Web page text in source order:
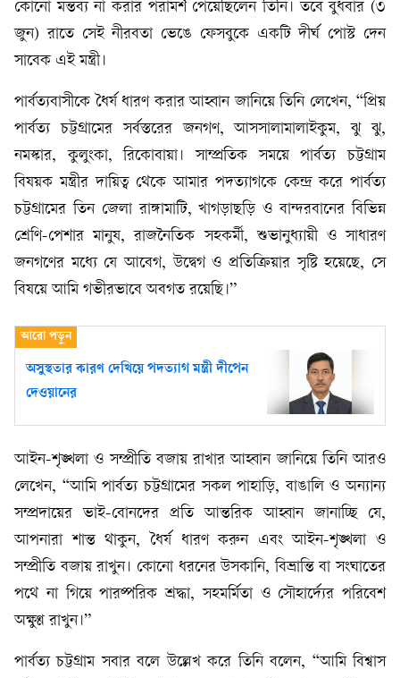
কোনো মন্তব্য না করার পরামর্শ পেয়েছিলেন তিনি। তবে বুধবার (৩
জুন) রাতে সেই নীরবতা ভেঙে ফেসবুকে একটি দীর্ঘ পোস্ট দেন
সাবেক এই মন্ত্রী।
পার্বত্যবাসীকে ধৈর্য ধারণ করার আহ্বান জানিয়ে তিনি লেখেন, “প্রিয়
পার্বত্য চট্টগ্রামের সর্বস্তরের জনগণ, আসসালামালাইকুম, ঝু ঝু,
নমস্কার, কুলুংকা, রিকোবায়া। সাম্প্রতিক সময়ে পার্বত্য চট্টগ্রাম
বিষয়ক মন্ত্রীর দায়িত্ব থেকে আমার পদত্যাগকে কেন্দ্র করে পার্বত্য
চট্টগ্রামের তিন জেলা রাঙ্গামাটি, খাগড়াছড়ি ও বান্দরবানের বিভিন্ন
শ্রেণি-পেশার মানুষ, রাজনৈতিক সহকর্মী, শুভানুধ্যায়ী ও সাধারণ
জনগণের মধ্যে যে আবেগ, উদ্বেগ ও প্রতিক্রিয়ার সৃষ্টি হয়েছে, সে
বিষয়ে আমি গভীরভাবে অবগত রয়েছি।”
অসুস্থতার কারণ দেখিয়ে পদত্যাগ মন্ত্রী দীপেন
দেওয়ানের
আইন-শৃঙ্খলা ও সম্প্রীতি বজায় রাখার আহ্বান জানিয়ে তিনি আরও
লেখেন, “আমি পার্বত্য চট্টগ্রামের সকল পাহাড়ি, বাঙালি ও অন্যান্য
সম্প্রদায়ের ভাই-বোনদের প্রতি আন্তরিক আহ্বান জানাচ্ছি যে,
আপনারা শান্ত থাকুন, ধৈর্য ধারণ করুন এবং আইন-শৃঙ্খলা ও
সম্প্রীতি বজায় রাখুন। কোনো ধরনের উসকানি, বিভ্রান্তি বা সংঘাতের
পথে না গিয়ে পারষ্পরিক শ্রদ্ধা, সহমর্মিতা ও সৌহার্দ্যের পরিবেশ
অক্ষুণ্ণ রাখুন।”
পার্বত্য চট্টগ্রাম সবার বলে উল্লেখ করে তিনি বলেন, “আমি বিশ্বাস